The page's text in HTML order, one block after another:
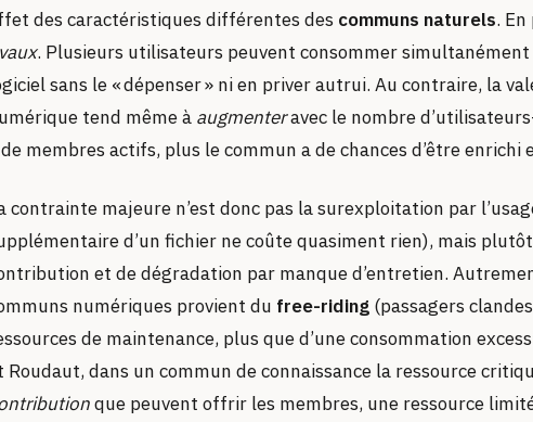
des caractéristiques différentes des communs naturels.
. Plusieurs utilisateurs peuvent consommer
sans le « dépenser » ni en priver autrui. Au contraire, la
tend même à augmenteravec le nombre
membres actifs, plus le commun a de chances d’être enrichi
contrainte majeure n’est donc pas la surexploitation par
d’un fichier ne coûte quasiment rien), mais
et de dégradation par manque d’entretien.
numériques provient du free-riding (passagers
de maintenance, plus que d’une consommation
Roudaut, dans un commun de connaissance la ressource
que peuvent offrir les membres, une ressource